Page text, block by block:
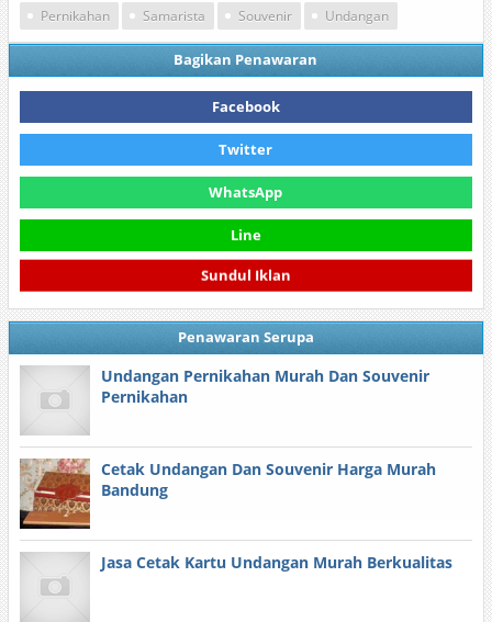
Pernikahan
Samarista Souvenir Undangan
Bagikan Penawaran
Facebook
Twitter
WhatsApp
Line
Sundul Iklan
Penawaran Serupa
Undangan Pernikahan Murah Dan Souvenir
Pernikahan
Cetak Undangan Dan Souvenir Harga Murah
Bandung
Jasa Cetak Kartu Undangan Murah Berkualitas